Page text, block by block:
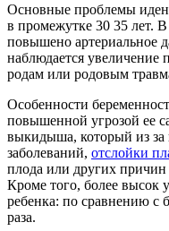
Основные проблемы
в промежутке 30 35 лет.
повышено артериальное
наблюдается
родам или родовым
Особенности
повышенной угрозой ее
выкидыша, который из
заболеваний, отслойки
плода или других причин
Кроме того, более высок
ребенка: по сравнению с
раза.